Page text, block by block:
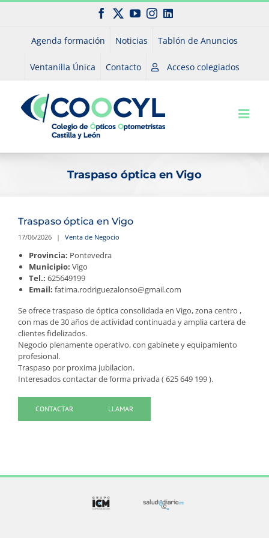
Saltar
Facebook
X YouTubeInstagram
LinkedIn
Agenda formación Noticias Tablón de Anuncios
Ventanilla Única Contacto Acceso colegiados
Traspaso óptica en Vigo
Traspaso óptica en Vigo
17/06/2026 | Venta de Negocio
Provincia: Pontevedra
Municipio: Vigo
Tel.: 625649199
Email: fatima.rodriguezalonso@gmail.com
Se ofrece traspaso de óptica consolidada en Vigo, zona centro ,
con mas de 30 años de actividad continuada y amplia cartera de
clientes fidelizados.
Negocio plenamente operativo, con gabinete y equipamiento
profesional.
Traspaso por proxima jubilacion.
Interesados contactar de forma privada ( 625 649 199 ).
CONTACTAR LLAMAR